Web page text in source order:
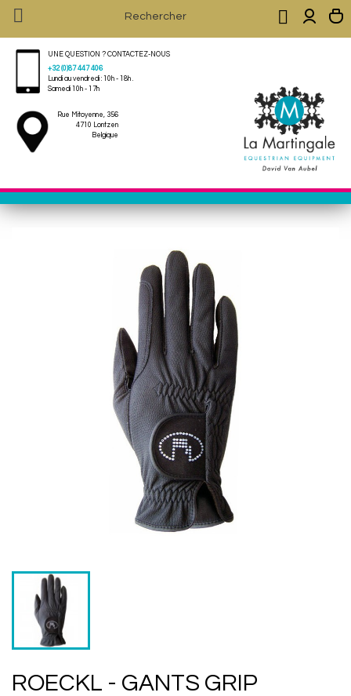
 
UNE QUESTION ? CONTACTEZ-NOUS
+32 (0)87 447 406
Lundi au vendredi : 10h - 18h .
Samedi 10h - 17h
Rue Mitoyenne, 356
4710 Lontzen
Belgique
ROECKL - GANTS GRIP